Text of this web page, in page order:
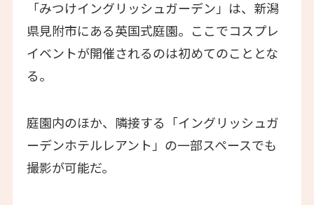
「みつけイングリッシュガーデン」は、新潟
県見附市にある英国式庭園。ここでコスプレ
イベントが開催されるのは初めてのこととな
る。
庭園内のほか、隣接する「イングリッシュガ
ーデンホテルレアント」の一部スペースでも
撮影が可能だ。